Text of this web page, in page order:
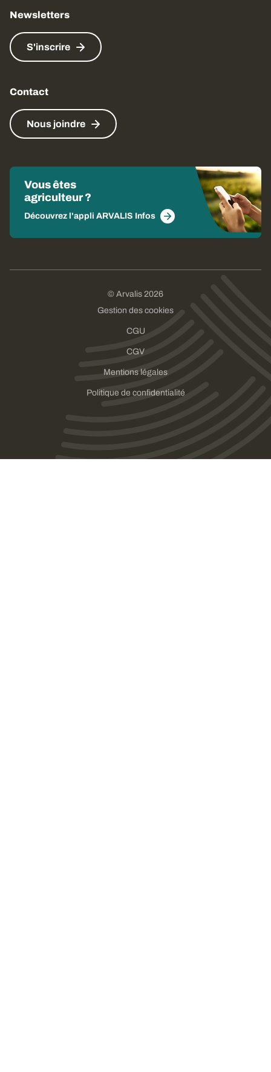
Newsletters
S'inscrire
Contact
Nous joindre
Vous êtes
agriculteur ?
Découvrez l'appli ARVALIS Infos
© Arvalis 2026
Gestion des cookies
CGU
CGV
Mentions légales
Politique de confidentialité